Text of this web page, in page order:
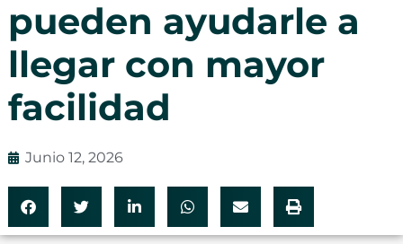
pueden ayudarle a
llegar con mayor
facilidad
Junio 12, 2026